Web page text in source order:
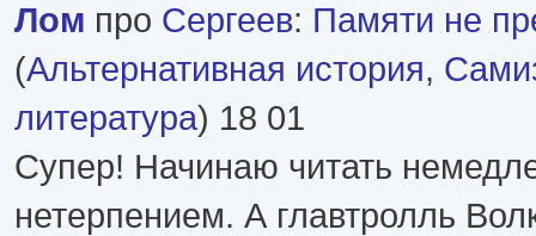
Лом про Сергеев: Памяти не
(Альтернативная история,
литература) 18 01
Супер! Начинаю читать
нетерпением. А главтролль